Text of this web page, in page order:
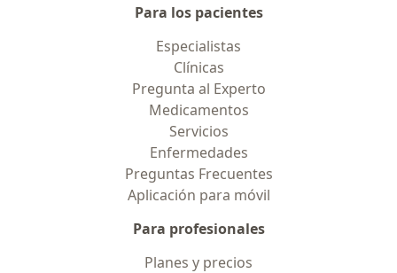
Para los pacientes
Especialistas
Clínicas
Pregunta al Experto
Medicamentos
Servicios
Enfermedades
Preguntas Frecuentes
Aplicación para móvil
Para profesionales
Planes y precios